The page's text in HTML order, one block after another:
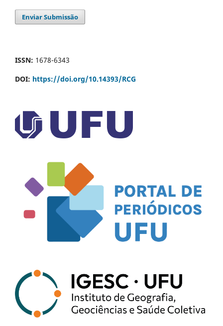
Enviar Submissão
ISSN: 1678-6343
DOI: https://doi.org/10.14393/RCG